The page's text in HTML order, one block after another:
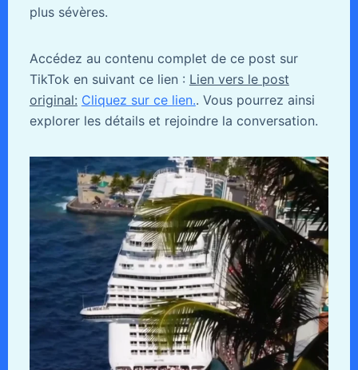
plus sévères.
Accédez au contenu complet de ce post sur
TikTok en suivant ce lien : Lien vers le post
original: Cliquez sur ce lien.. Vous pourrez ainsi
explorer les détails et rejoindre la conversation.